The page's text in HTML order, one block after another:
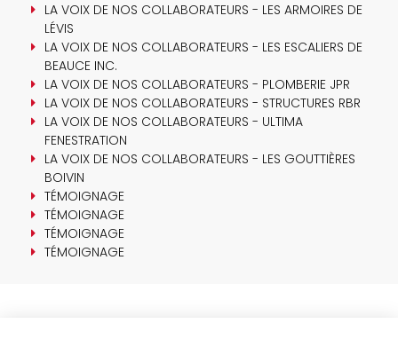
LA VOIX DE NOS COLLABORATEURS - LES ARMOIRES DE
LÉVIS
LA VOIX DE NOS COLLABORATEURS - LES ESCALIERS DE
BEAUCE INC.
LA VOIX DE NOS COLLABORATEURS - PLOMBERIE JPR
LA VOIX DE NOS COLLABORATEURS - STRUCTURES RBR
LA VOIX DE NOS COLLABORATEURS - ULTIMA
FENESTRATION
LA VOIX DE NOS COLLABORATEURS - LES GOUTTIÈRES
BOIVIN
TÉMOIGNAGE
TÉMOIGNAGE
TÉMOIGNAGE
TÉMOIGNAGE